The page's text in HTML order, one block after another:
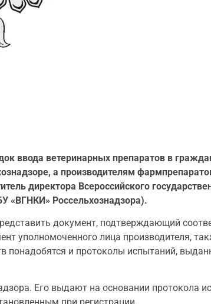
ввода ветеринарных препаратов в
а производителям
директора Всероссийского
«ВГНКИ» Россельхознадзора).
документ, подтверждающий
уполномоченного лица производителя,
понадобятся и протоколы испытаний,
Его выдают на основании протокола